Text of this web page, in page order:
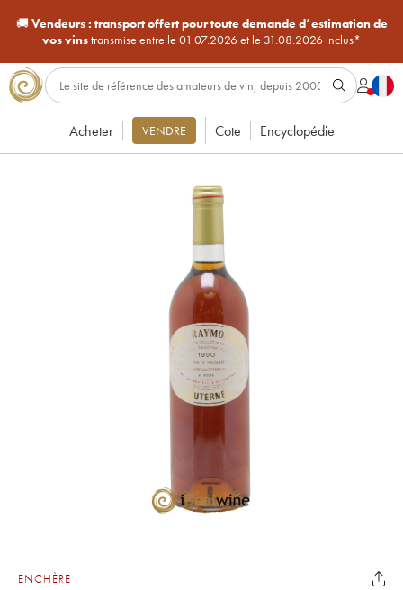
🚚Vendeurs : transport offert pour toute demande d’estimation de
vos vinstransmise entre le 01.07.2026 et le 31.08.2026 inclus*
Acheter VENDRE Cote Encyclopédie
ENCHÈRE